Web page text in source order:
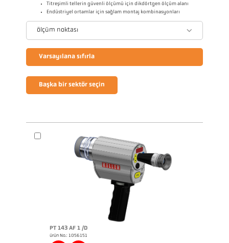
Titreşimli tellerin güvenli ölçümü için dikdörtgen ölçüm alanı
Endüstriyel ortamlar için sağlam montaj kombinasyonları
ölçüm noktası
Varsayılana sıfırla
Başka bir sektör seçin
PT 143 AF 1 /D
ürün No.: 1056151